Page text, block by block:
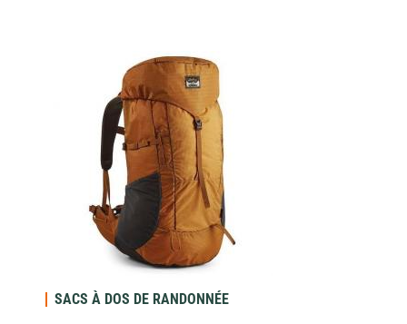
SACS À DOS DE RANDONNÉE